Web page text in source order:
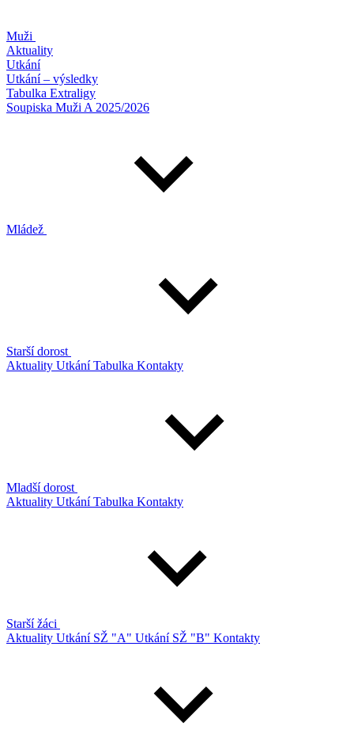
Muži
Aktuality
Utkání
Utkání – výsledky
Tabulka Extraligy
Soupiska Muži A 2025/2026
Mládež
Starší dorost
Aktuality UtkáníTabulka Kontakty
Mladší dorost
Aktuality UtkáníTabulka Kontakty
Starší žáci
Aktuality Utkání SŽ "A" Utkání SŽ "B" Kontakty